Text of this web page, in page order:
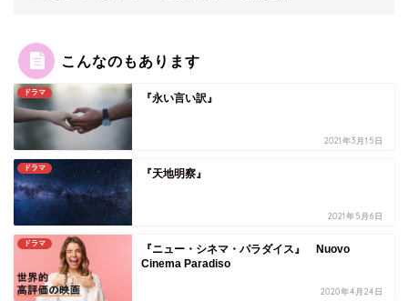
こんなのもあります
ドラマ 『永い言い訳』
2021年3月15日
ドラマ 『天地明察』
2021年5月6日
ドラマ
『ニュー・シネマ・パラダイス』 Nuovo
Cinema Paradiso
2020年4月24日